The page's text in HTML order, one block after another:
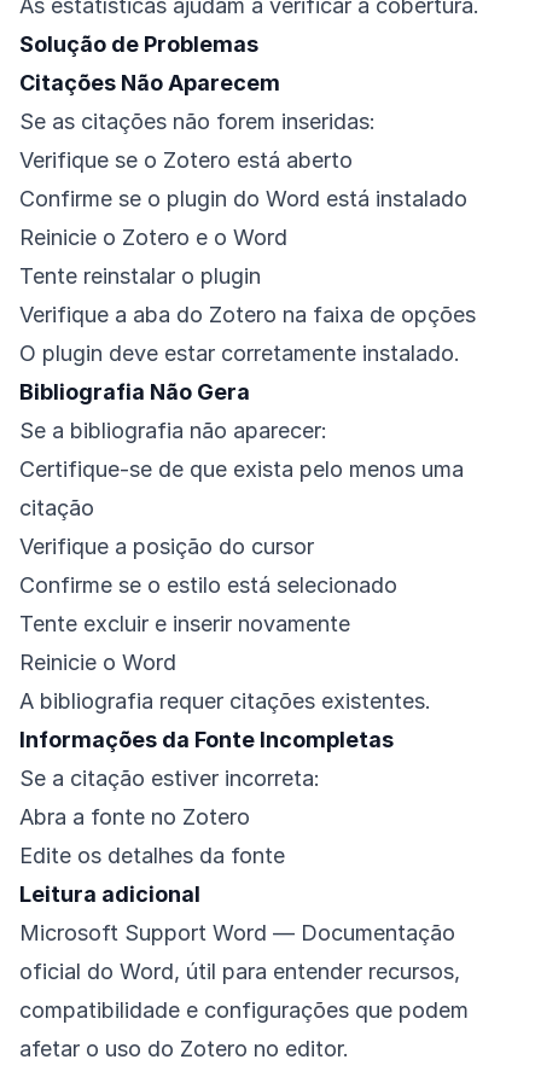
As estatísticas ajudam a verificar a cobertura.
Solução de Problemas
Citações Não Aparecem
Se as citações não forem inseridas:
Verifique se o Zotero está aberto
Confirme se o plugin do Word está instalado
Reinicie o Zotero e o Word
Tente reinstalar o plugin
Verifique a aba do Zotero na faixa de opções
O plugin deve estar corretamente instalado.
Bibliografia Não Gera
Se a bibliografia não aparecer:
Certifique-se de que exista pelo menos uma
citação
Verifique a posição do cursor
Confirme se o estilo está selecionado
Tente excluir e inserir novamente
Reinicie o Word
A bibliografia requer citações existentes.
Informações da Fonte Incompletas
Se a citação estiver incorreta:
Abra a fonte no Zotero
Edite os detalhes da fonte
Leitura adicional
Microsoft Support Word — Documentação
oficial do Word, útil para entender recursos,
compatibilidade e configurações que podem
afetar o uso do Zotero no editor.